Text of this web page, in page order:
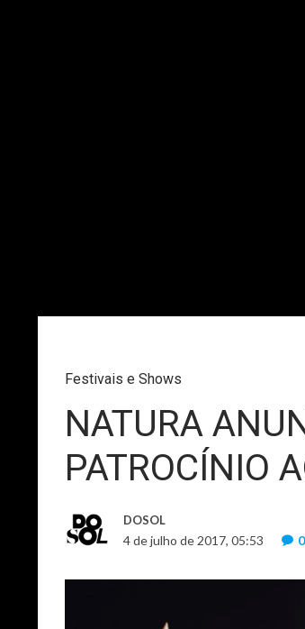
Festivais e Shows
NATURA
PATROCÍNIO
DOSOL
4 de julho de 2017, 05:53 0